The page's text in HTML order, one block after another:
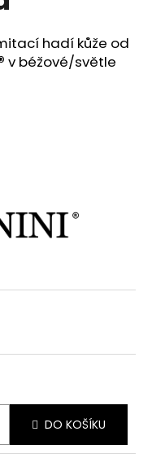
hadí kůže od
v béžové/světle
DO KOŠÍKU